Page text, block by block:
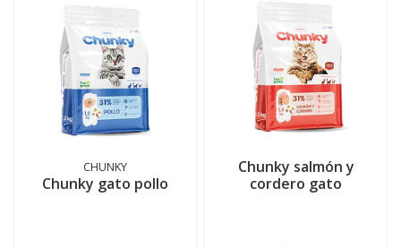
CHUNKY
Chunky gato pollo
Chunky salmón y
cordero gato